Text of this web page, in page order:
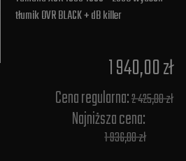
tłumik OVR BLACK + dB killer
1 940,00 zł
Cena regularna:2 425,00 zł
Najniższa cena:
1 936,00 zł